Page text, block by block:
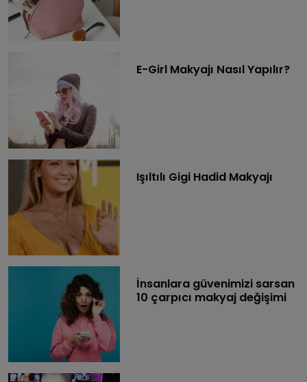
E-Girl Makyajı Nasıl Yapılır?
Işıltılı Gigi Hadid Makyajı
İnsanlara güvenimizi sarsan
10 çarpıcı makyaj değişimi